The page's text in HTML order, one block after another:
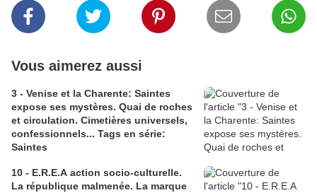
Vous aimerez aussi
3 - Venise et la Charente: Saintes
expose ses mystères. Quai de roches
et circulation. Cimetières universels,
confessionnels... Tags en série:
Saintes
10 - E.R.E.A action socio-culturelle.
La république malmenée. La marque